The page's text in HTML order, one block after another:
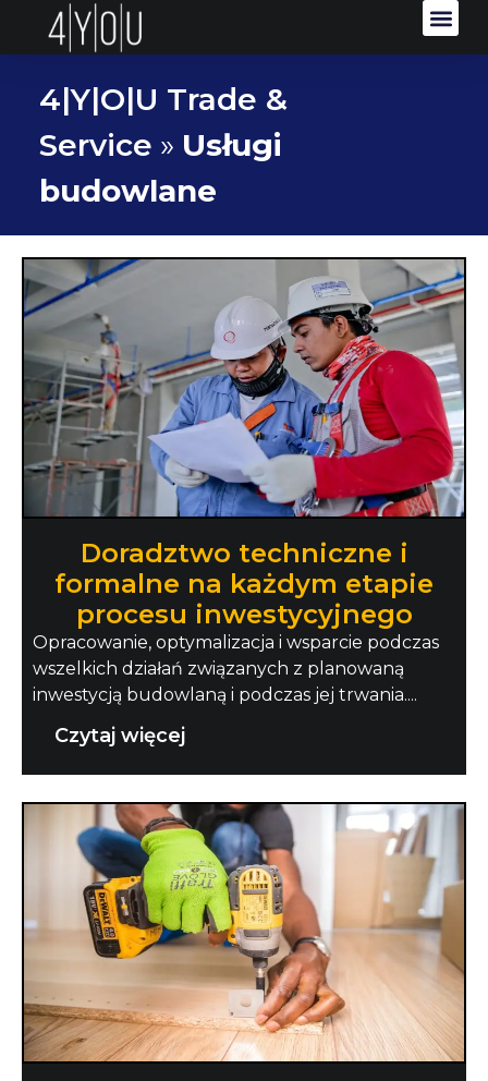
4|Y|O|U Trade &
Service » Usługi
budowlane
Doradztwo techniczne i
formalne na każdym etapie
procesu inwestycyjnego
Opracowanie, optymalizacja i wsparcie podczas
wszelkich działań związanych z planowaną
inwestycją budowlaną i podczas jej trwania....
Czytaj więcej